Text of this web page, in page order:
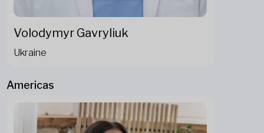
Volodymyr Gavryliuk
Ukraine
Americas